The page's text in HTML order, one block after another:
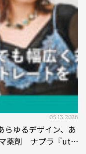
05.13.2026
ゆるデザイン、あ
薬剤 ナプラ『ut-